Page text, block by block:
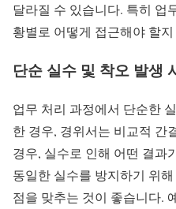
달라질 수 있습니다. 특히 업
황별로 어떻게 접근해야 할
단순 실수 및 착오 발생
업무 처리 과정에서 단순한
한 경우, 경위서는 비교적 간
경우, 실수로 인해 어떤 결과
동일한 실수를 방지하기 위
점을 맞추는 것이 좋습니다.